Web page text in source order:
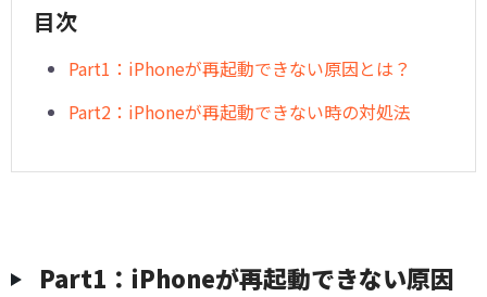
目次
Part1：iPhoneが再起動できない原因とは？
Part2：iPhoneが再起動できない時の対処法
Part1：iPhoneが再起動できない原因